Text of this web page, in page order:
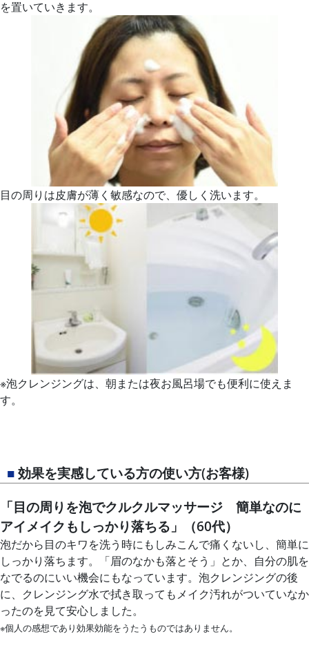
を置いていきます。
目の周りは皮膚が薄く敏感なので、優しく洗います。
※泡クレンジングは、朝または夜お風呂場でも便利に使えま
す。
■効果を実感している方の使い方(お客様)
「目の周りを泡でクルクルマッサージ 簡単なのに
アイメイクもしっかり落ちる」（60代）
泡だから目のキワを洗う時にもしみこんで痛くないし、簡単に
しっかり落ちます。「眉のなかも落とそう」とか、自分の肌を
なでるのにいい機会にもなっています。泡クレンジングの後
に、クレンジング水で拭き取ってもメイク汚れがついていなか
ったのを見て安心しました。
※個人の感想であり効果効能をうたうものではありません。